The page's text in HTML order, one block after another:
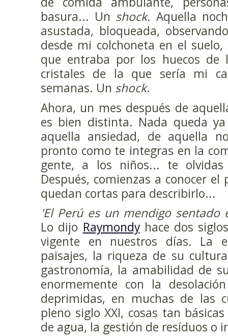
basura... Un shock. Aquella
asustada, bloqueada,
desde mi colchoneta en el
que entraba por los huecos de
cristales de la que sería mi
semanas. Un shock.
Ahora, un mes después de
es bien distinta. Nada queda
aquella ansiedad, de aquella
pronto como te integras en la
gente, a los niños... te
Después, comienzas a conocer
quedan cortas para describirlo...
'El Perú es un mendigo
Lo dijo Raymondyhace dos
vigente en nuestros días. La
paisajes, la riqueza de su
gastronomía, la amabilidad de
enormemente con la
deprimidas, en muchas de las
pleno siglo XXI, cosas tan
de agua, la gestión de resíduos o